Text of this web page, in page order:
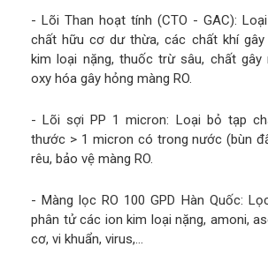
- Lõi Than hoạt tính (CTO - GAC):
chất hữu cơ dư thừa, các chất khí
kim loại nặng, thuốc trừ sâu, chất
oxy hóa gây hỏng màng RO.
- Lõi sợi PP 1 micron: Loại bỏ tạp
thước > 1 micron có trong nước (bùn
rêu, bảo vệ màng RO.
- Màng lọc RO 100 GPD Hàn Quốc:
phân tử các ion kim loại nặng, amoni,
cơ, vi khuẩn, virus,…